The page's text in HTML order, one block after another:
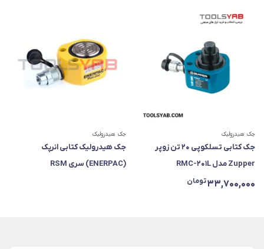
جک هیدرولیک
جک کتابی تسلکوپی ۲۰ تن زوپر
Zupper مدل RMC-201L
33,700,000تومان
جک هیدرولیک
جک هیدرولیک کتابی انرپک
(ENERPAC) سری RSM